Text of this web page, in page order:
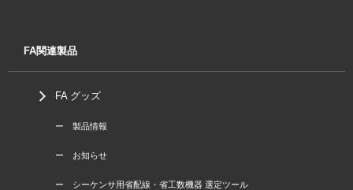
FA関連製品
FA グッズ
ー 製品情報
ー お知らせ
ー シーケンサ用省配線・省工数機器 選定ツール